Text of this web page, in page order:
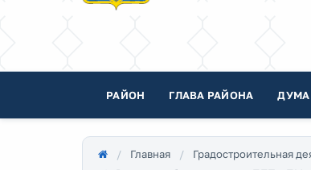
РАЙОН ГЛАВА РАЙОНА ДУМА
Главная Градостроительная